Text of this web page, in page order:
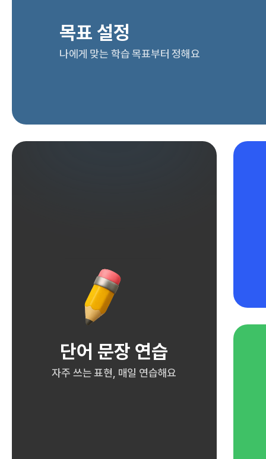
목표 설정
나에게 맞는 학습 목표부터 정해요
단어 문장 연습
자주 쓰는 표현, 매일 연습해요